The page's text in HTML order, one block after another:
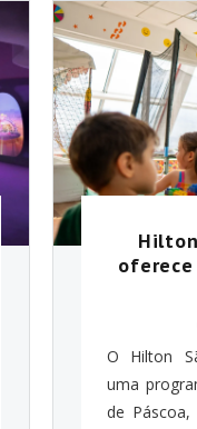
oferece
O Hilton
uma
de